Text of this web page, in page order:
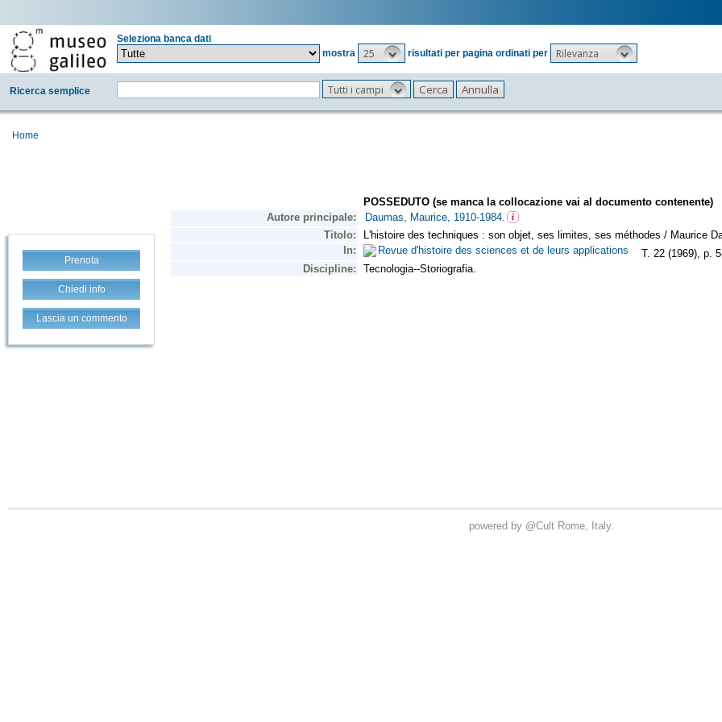
Seleziona banca dati
mostra
25 risultati per pagina ordinati per Rilevanza
Ricerca semplice Tutti i campi
Home
Prenota
Chiedi info
Lascia un commento
powered by @Cult Rome, Italy.